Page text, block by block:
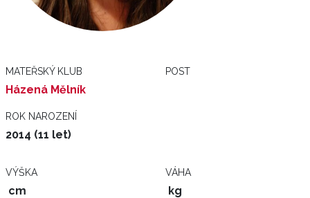
MATEŘSKÝ KLUB
Házená Mělník
POST
ROK NAROZENÍ
2014 (11 let)
VÝŠKA
cm
VÁHA
kg